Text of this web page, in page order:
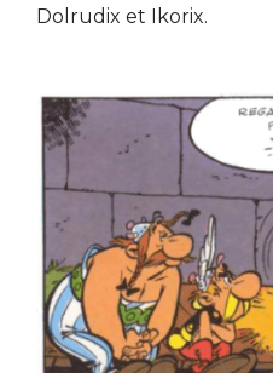
Dolrudix et Ikorix.